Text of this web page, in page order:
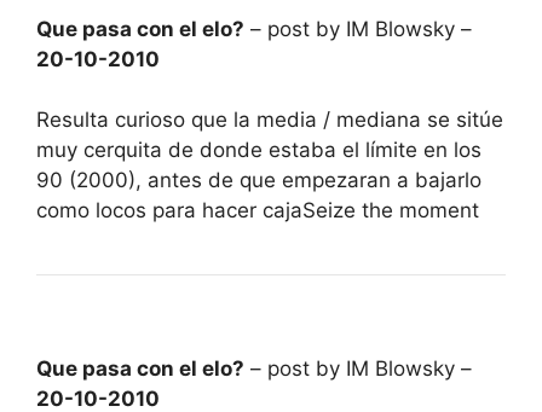
Que pasa con el elo? – post by IM Blowsky –
20-10-2010
Resulta curioso que la media / mediana se sitúe
muy cerquita de donde estaba el límite en los
90 (2000), antes de que empezaran a bajarlo
como locos para hacer cajaSeize the moment
Que pasa con el elo? – post by IM Blowsky –
20-10-2010